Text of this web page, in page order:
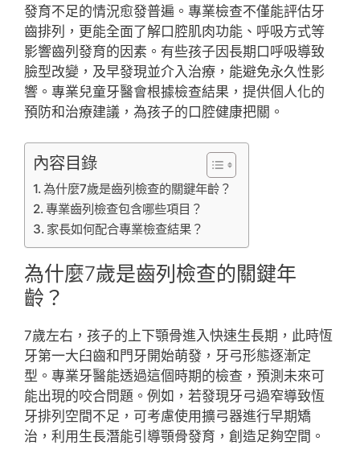
發育不足的情況愈發普遍。專業檢查不僅能評估牙
齒排列，更能全面了解口腔肌肉功能、呼吸方式等
影響齒列發育的因素。有些孩子因長期口呼吸導致
臉型改變，及早發現並介入治療，能避免永久性影
響。專業兒童牙醫會根據檢查結果，提供個人化的
預防和治療建議，為孩子的口腔健康把關。
內容目錄
為什麼7歲是齒列檢查的關鍵年齡？
專業齒列檢查包含哪些項目？
家長如何配合專業檢查結果？
為什麼7歲是齒列檢查的關鍵年
齡？
7歲左右，孩子的上下顎骨進入快速生長期，此時恆
牙第一大臼齒和門牙開始萌發，牙弓形態逐漸定
型。專業牙醫能透過這個時期的檢查，預測未來可
能出現的咬合問題。例如，若發現牙弓過窄導致恆
牙排列空間不足，可考慮使用擴弓器進行早期矯
治，利用生長潛能引導顎骨發育，創造足夠空間。